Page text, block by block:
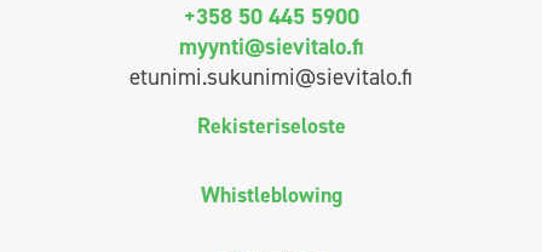
+358 50 445 5900
myynti@sievitalo.fi
etunimi.sukunimi@sievitalo.fi
Rekisteriseloste
Whistleblowing